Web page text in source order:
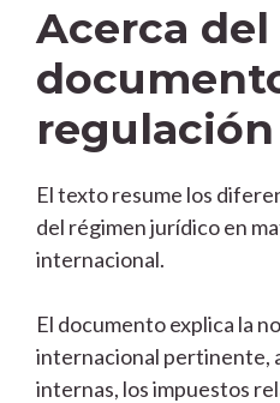
Acerca del
regulación
El texto resume los
del régimen jurídico en
internacional.
El documento explica la
internacional pertinente,
internas, los impuestos